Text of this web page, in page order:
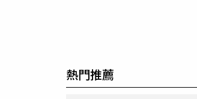
熱門推薦